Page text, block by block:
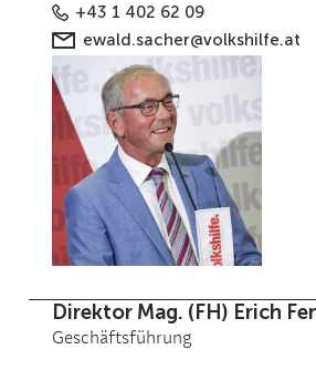
+43 1 402 62 09
ewald.sacher@volkshilfe.at
Direktor Mag. (FH) Erich
Geschäftsführung